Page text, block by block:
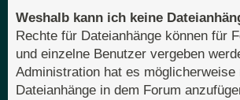
Weshalb kann ich keine
Rechte für Dateianhänge können für
und einzelne Benutzer vergeben
Administration hat es möglicherweise
Dateianhänge in dem Forum